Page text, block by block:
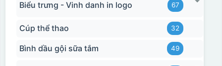
Biểu trưng - Vinh danh in logo 67
Cúp thể thao 32
Bình dầu gội sữa tắm 49